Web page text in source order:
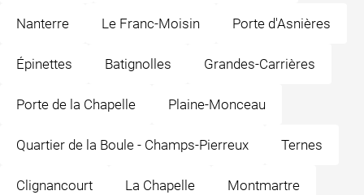
Nanterre Le Franc-Moisin Porte d'Asnières
Épinettes Batignolles Grandes-Carrières
Porte de la Chapelle Plaine-Monceau
Quartier de la Boule - Champs-Pierreux Ternes
Clignancourt La Chapelle Montmartre